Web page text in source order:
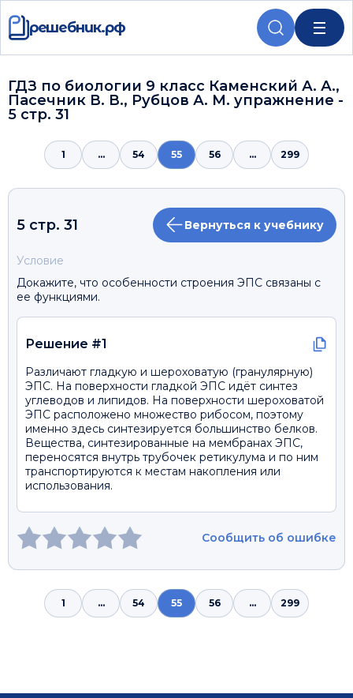
решебник.рф
ГДЗ по биологии 9 класс Каменский А. А.,
Пасечник В. В., Рубцов А. М. упражнение -
5 стр. 31
1 ... 54 55 56 ... 299
5 стр. 31 Вернуться к учебнику
Условие
Докажите, что особенности строения ЭПС связаны с
ее функциями.
Решение #1
Различают гладкую и шероховатую (гранулярную)
ЭПС. На поверхности гладкой ЭПС идёт синтез
углеводов и липидов. На поверхности шероховатой
ЭПС расположено множество рибосом, поэтому
именно здесь синтезируется большинство белков.
Вещества, синтезированные на мембранах ЭПС,
переносятся внутрь трубочек ретикулума и по ним
транспортируются к местам накопления или
использования.
Сообщить об ошибке
1 ... 54 55 56 ... 299